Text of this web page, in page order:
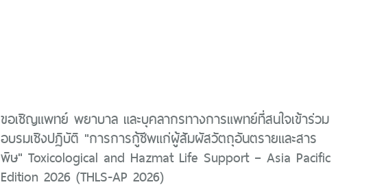
ขอเชิญแพทย์ พยาบาล และบุคลากรทางการแพทย์ที่สนใจเข้าร่วม
อบรมเชิงปฏิบัติ "การการกู้ชีพแก่ผู้สัมผัสวัตถุอันตรายและสาร
พิษ" Toxicological and Hazmat Life Support – Asia Pacific
Edition 2026 (THLS-AP 2026)